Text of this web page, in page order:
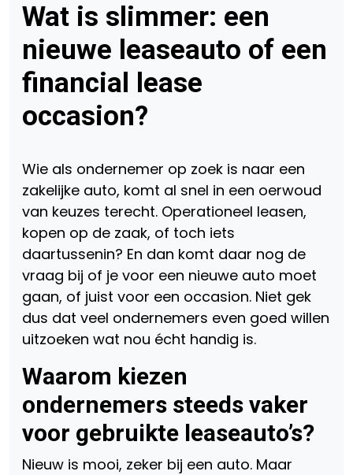
Wat is slimmer: een
nieuwe leaseauto of een
financial lease
occasion?
Wie als ondernemer op zoek is naar een
zakelijke auto, komt al snel in een oerwoud
van keuzes terecht. Operationeel leasen,
kopen op de zaak, of toch iets
daartussenin? En dan komt daar nog de
vraag bij of je voor een nieuwe auto moet
gaan, of juist voor een occasion. Niet gek
dus dat veel ondernemers even goed willen
uitzoeken wat nou écht handig is.
Waarom kiezen
ondernemers steeds vaker
voor gebruikte leaseauto’s?
Nieuw is mooi, zeker bij een auto. Maar